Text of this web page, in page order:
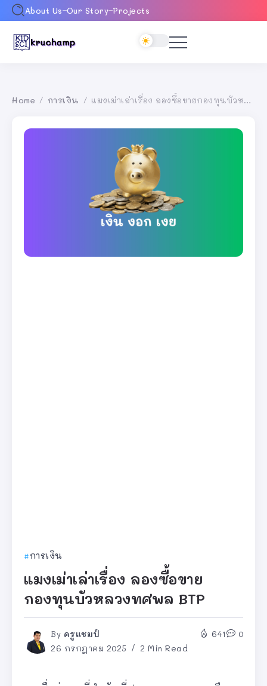
About Us Our Story Projects
Home / การเงิน / แมงเม่าเล่าเรื่อง ลองซื้อขายกองทุนบัวหลวงทศพล BTP
การเงิน
แมงเม่าเล่าเรื่อง ลองซื้อขาย
กองทุนบัวหลวงทศพล BTP
By ครูแชมป์
26 กรกฎาคม 2025
2 Min Read
641 0